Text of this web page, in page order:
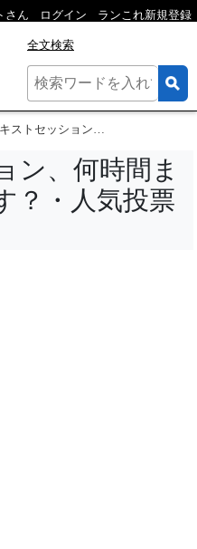
さん ログイン ランこれ新規登録
全文検索
セッション、何時間までなら参加します？
ン、何時間ま
？・人気投票